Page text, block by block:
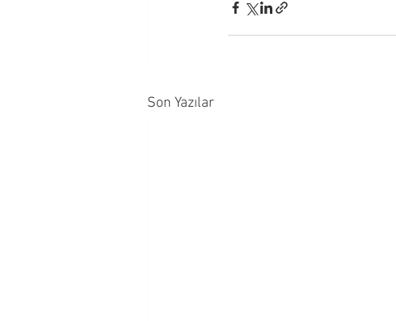
Son Yazılar